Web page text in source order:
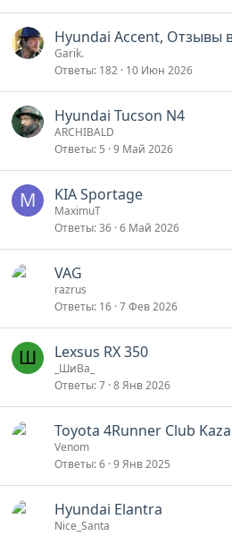
Hyundai Accent, Отзывы
Garik.
Ответы 182 10 Июн 2026
Hyundai Tucson N4
ARCHIBALD
Ответы 5 9 Май 2026
M KIA Sportage
MaximuT
Ответы 36 6 Май 2026
VAG
razrus
Ответы 16 7 Фев 2026
Ш Lexsus RX 350
_ШиВа_
Ответы 7 8 Янв 2026
Toyota 4Runner Club
Venom
Ответы 6 9 Янв 2025
Hyundai Elantra
Nice_Santa